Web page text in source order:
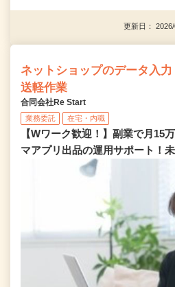
更新日：
ネットショップのデータ入
送軽作業
合同会社Re Start
業務委託 在宅・内職
【Wワーク歓迎！】副業で月15
マアプリ出品の運用サポート！